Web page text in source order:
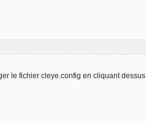
le fichier cleye.config en cliquant dessus